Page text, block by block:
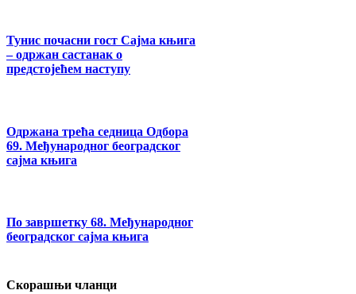
Тунис почасни гост Сајма књига
– одржан састанак о
предстојећем наступу
Одржана трећа седница Одбора
69. Међународног београдског
сајма књига
По завршетку 68. Међународног
београдског сајма књига
Скорашњи чланци